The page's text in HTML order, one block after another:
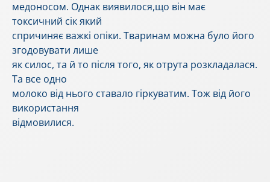
медоносом. Однак виявилося,що він має
токсичний сік який
спричиняє важкі опіки. Тваринам можна було його
згодовувати лише
як силос, та й то після того, як отрута розкладалася.
Та все одно
молоко від нього ставало гіркуватим. Тож від його
використання
відмовилися.